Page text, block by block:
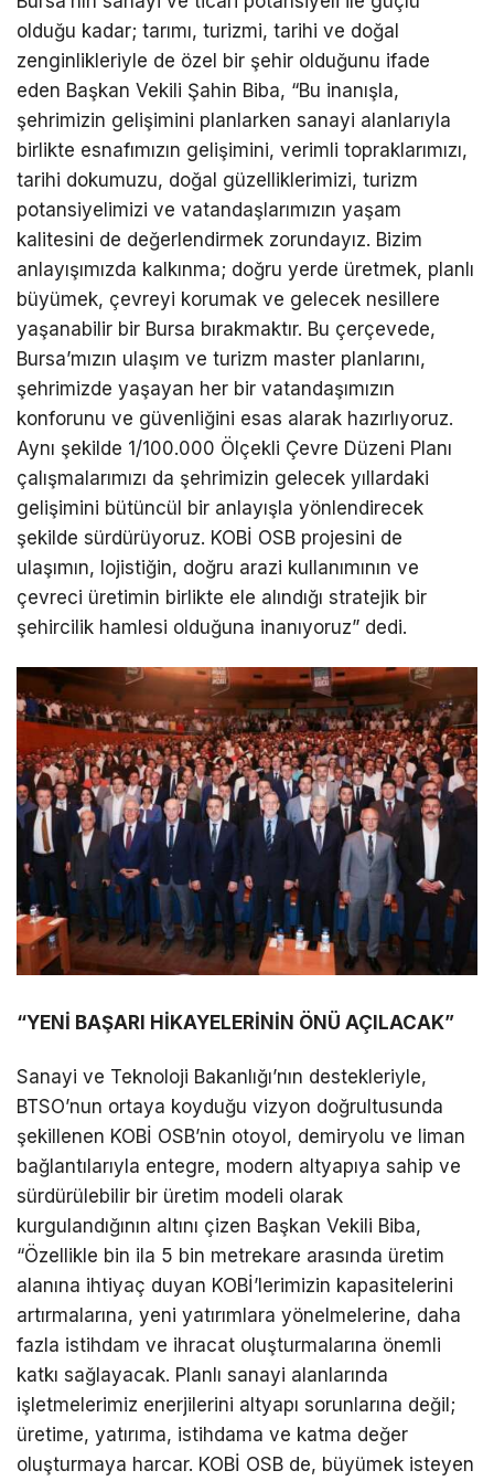
olduğu kadar; tarımı, turizmi, tarihi ve doğal
zenginlikleriyle de özel bir şehir olduğunu ifade
eden Başkan Vekili Şahin Biba, “Bu inanışla,
şehrimizin gelişimini planlarken sanayi alanlarıyla
birlikte esnafımızın gelişimini, verimli topraklarımızı,
tarihi dokumuzu, doğal güzelliklerimizi, turizm
potansiyelimizi ve vatandaşlarımızın yaşam
kalitesini de değerlendirmek zorundayız. Bizim
anlayışımızda kalkınma; doğru yerde üretmek, planlı
büyümek, çevreyi korumak ve gelecek nesillere
yaşanabilir bir Bursa bırakmaktır. Bu çerçevede,
Bursa’mızın ulaşım ve turizm master planlarını,
şehrimizde yaşayan her bir vatandaşımızın
konforunu ve güvenliğini esas alarak hazırlıyoruz.
Aynı şekilde 1/100.000 Ölçekli Çevre Düzeni Planı
çalışmalarımızı da şehrimizin gelecek yıllardaki
gelişimini bütüncül bir anlayışla yönlendirecek
şekilde sürdürüyoruz. KOBİ OSB projesini de
ulaşımın, lojistiğin, doğru arazi kullanımının ve
çevreci üretimin birlikte ele alındığı stratejik bir
şehircilik hamlesi olduğuna inanıyoruz” dedi.
“YENİ BAŞARI HİKAYELERİNİN ÖNÜ AÇILACAK”
Sanayi ve Teknoloji Bakanlığı’nın destekleriyle,
BTSO’nun ortaya koyduğu vizyon doğrultusunda
şekillenen KOBİ OSB’nin otoyol, demiryolu ve liman
bağlantılarıyla entegre, modern altyapıya sahip ve
sürdürülebilir bir üretim modeli olarak
kurgulandığının altını çizen Başkan Vekili Biba,
“Özellikle bin ila 5 bin metrekare arasında üretim
alanına ihtiyaç duyan KOBİ’lerimizin kapasitelerini
artırmalarına, yeni yatırımlara yönelmelerine, daha
fazla istihdam ve ihracat oluşturmalarına önemli
katkı sağlayacak. Planlı sanayi alanlarında
işletmelerimiz enerjilerini altyapı sorunlarına değil;
üretime, yatırıma, istihdama ve katma değer
oluşturmaya harcar. KOBİ OSB de, büyümek isteyen